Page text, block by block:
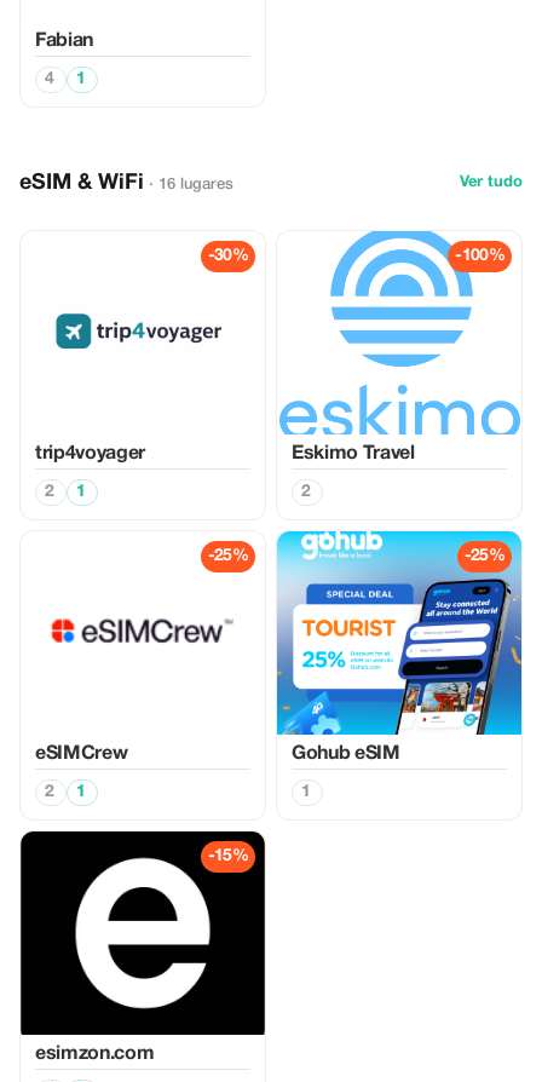
Fabian
4 1
eSIM & WiFi · 16 lugares Ver tudo
-30%
trip4voyager
2 1
-100%
Eskimo Travel
2
-25%
eSIMCrew
2 1
-25%
Gohub eSIM
1
-15%
esimzon.com